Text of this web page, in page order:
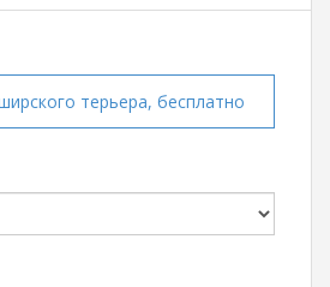
терьера, бесплатно